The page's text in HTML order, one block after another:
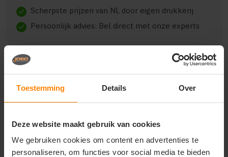
Toestemming Details Over
Deze website maakt gebruik van cookies
We gebruiken cookies om content en advertenties te
personaliseren, om functies voor social media te bieden
check Scherpste prijzen van NL door eigen drukkerij
check Persoonlijk advies: Bel direct met onze experts
Beschrijving Reviews (0)
{"qty":2,"clr":"hemelsblauw","szs":{"xxl":2},"prnts":
[{"pp":"Borst links","pt":"Borduring","ct":"Vier of
meer kleuren"}]}